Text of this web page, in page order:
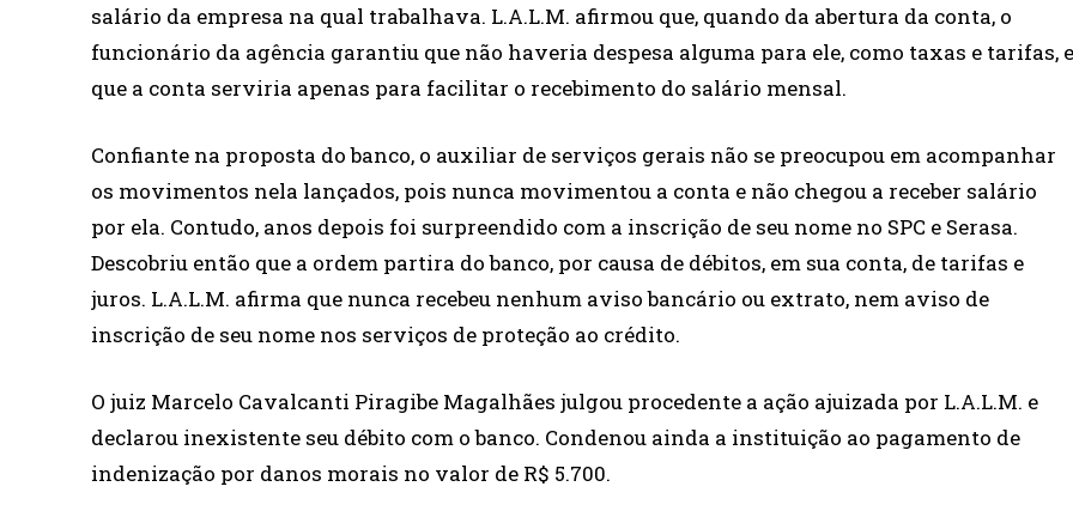
salário da empresa na qual trabalhava. L.A.L.M. afirmou que, quando da abertura da conta, o
funcionário da agência garantiu que não haveria despesa alguma para ele, como taxas e tarifas, e
que a conta serviria apenas para facilitar o recebimento do salário mensal.
Confiante na proposta do banco, o auxiliar de serviços gerais não se preocupou em acompanhar
os movimentos nela lançados, pois nunca movimentou a conta e não chegou a receber salário
por ela. Contudo, anos depois foi surpreendido com a inscrição de seu nome no SPC e Serasa.
Descobriu então que a ordem partira do banco, por causa de débitos, em sua conta, de tarifas e
juros. L.A.L.M. afirma que nunca recebeu nenhum aviso bancário ou extrato, nem aviso de
inscrição de seu nome nos serviços de proteção ao crédito.
O juiz Marcelo Cavalcanti Piragibe Magalhães julgou procedente a ação ajuizada por L.A.L.M. e
declarou inexistente seu débito com o banco. Condenou ainda a instituição ao pagamento de
indenização por danos morais no valor de R$ 5.700.